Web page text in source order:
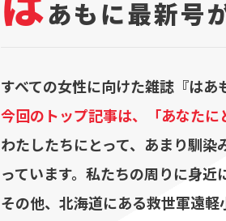
あもに最新号
すべての女性に向けた雑誌『は
今回のトップ記事は、「あなた
わたしたちにとって、あまり馴
っています。私たちの周りに身
その他、北海道にある救世軍遠